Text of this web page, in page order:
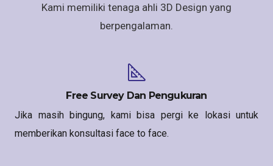
Kami memiliki tenaga ahli 3D Design yang
berpengalaman.
Free Survey Dan Pengukuran
Jika masih bingung, kami bisa pergi ke lokasi untuk
memberikan konsultasi face to face.